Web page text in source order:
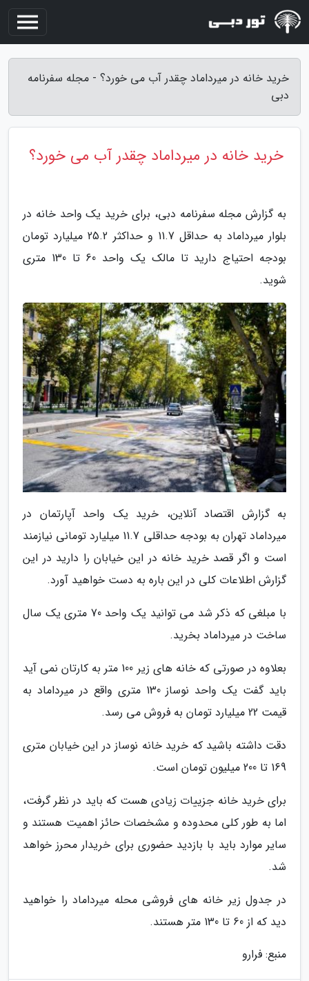
خرید خانه در میرداماد چقدر آب می خورد؟ - مجله سفرنامه
دبی
خرید خانه در میرداماد چقدر آب می خورد؟
به گزارش مجله سفرنامه دبی، برای خرید یک واحد خانه در
بلوار میرداماد به حداقل 11.7 و حداکثر 25.2 میلیارد تومان
بودجه احتیاج دارید تا مالک یک واحد 60 تا 130 متری
شوید.
به گزارش اقتصاد آنلاین، خرید یک واحد آپارتمان در
میرداماد تهران به بودجه حداقلی 11.7 میلیارد تومانی نیازمند
است و اگر قصد خرید خانه در این خیابان را دارید در این
گزارش اطلاعات کلی در این باره به دست خواهید آورد.
با مبلغی که ذکر شد می توانید یک واحد 70 متری یک سال
ساخت در میرداماد بخرید.
بعلاوه در صورتی که خانه های زیر 100 متر به کارتان نمی آید
باید گفت یک واحد نوساز 130 متری واقع در میرداماد به
قیمت 22 میلیارد تومان به فروش می رسد.
دقت داشته باشید که خرید خانه نوساز در این خیابان متری
169 تا 200 میلیون تومان است.
برای خرید خانه جزییات زیادی هست که باید در نظر گرفت،
اما به طور کلی محدوده و مشخصات حائز اهمیت هستند و
سایر موارد باید با بازدید حضوری برای خریدار محرز خواهد
شد.
در جدول زیر خانه های فروشی محله میرداماد را خواهید
دید که از 60 تا 130 متر هستند.
منبع: فرارو